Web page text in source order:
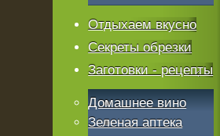
Отдыхаем вкусно
Секреты обрезки
Заготовки - рецепты
Домашнее вино
Зеленая аптека